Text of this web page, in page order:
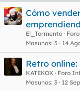
Cómo
El_Tormento
Masunos 5 14
Retro
KATEKOX
Foro
Masunos 3 12